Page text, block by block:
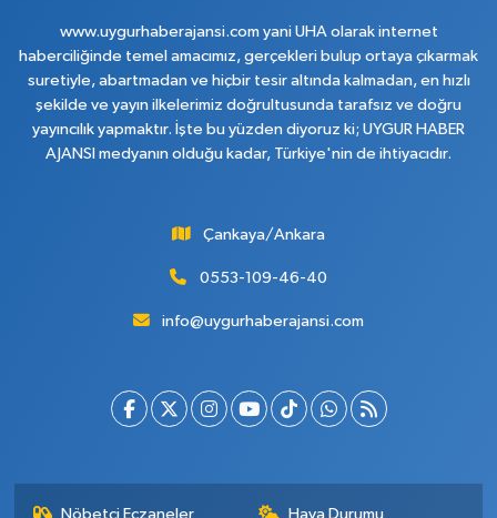
www.uygurhaberajansi.com yani UHA olarak internet
haberciliğinde temel amacımız, gerçekleri bulup ortaya çıkarmak
suretiyle, abartmadan ve hiçbir tesir altında kalmadan, en hızlı
şekilde ve yayın ilkelerimiz doğrultusunda tarafsız ve doğru
yayıncılık yapmaktır. İşte bu yüzden diyoruz ki; UYGUR HABER
AJANSI medyanın olduğu kadar, Türkiye'nin de ihtiyacıdır.
Çankaya/Ankara
0553-109-46-40
info@uygurhaberajansi.com
Nöbetçi Eczaneler Hava Durumu